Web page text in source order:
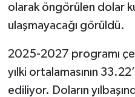
olarak öngörülen dolar
ulaşmayacağı görüldü.
2025-2027 programı
yılki ortalamasının
ediliyor. Doların